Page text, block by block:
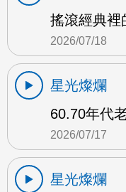
搖滾經典裡
2026/07/18
星光燦爛
60.70年代
2026/07/17
星光燦爛